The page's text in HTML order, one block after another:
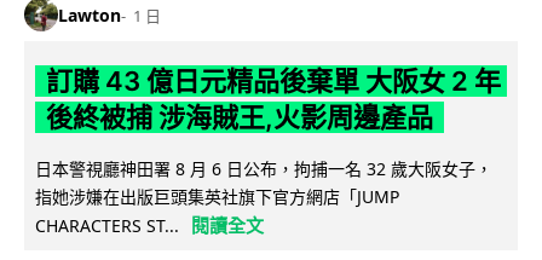
Lawton 1 日
訂購 43 億日元精品後棄單 大阪女 2 年
後終被捕 涉海賊王,火影周邊產品
日本警視廳神田署 8 月 6 日公布，拘捕一名 32 歲大阪女子，
指她涉嫌在出版巨頭集英社旗下官方網店「JUMP
CHARACTERS ST...
閱讀全文